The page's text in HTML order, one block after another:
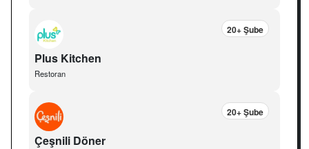
Plus Kitchen
Restoran
20+ Şube
Çeşnili Döner
20+ Şube